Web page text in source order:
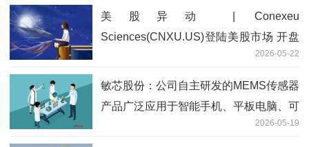
美股异动 | Conexeu
Sciences(CNXU.US)登陆美股市场 开盘
2026-05-22
敏芯股份：公司自主研发的MEMS传感器
产品广泛应用于智能手机、平板电脑、可
2026-05-19